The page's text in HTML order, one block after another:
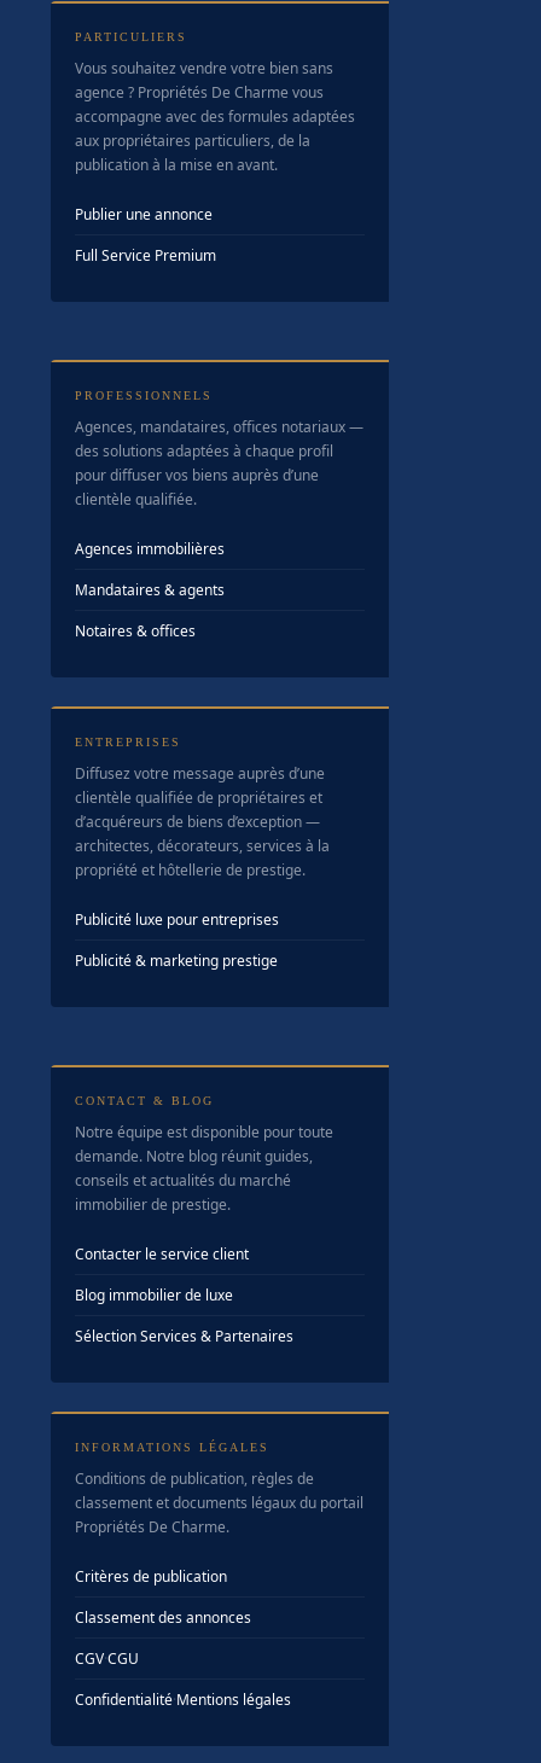
PARTICULIERS
Vous souhaitez vendre votre bien sans
agence ? Propriétés De Charme vous
accompagne avec des formules adaptées
aux propriétaires particuliers, de la
publication à la mise en avant.
Publier une annonce
Full Service Premium
PROFESSIONNELS
Agences, mandataires, offices notariaux —
des solutions adaptées à chaque profil
pour diffuser vos biens auprès d’une
clientèle qualifiée.
Agences immobilières
Mandataires & agents
Notaires & offices
ENTREPRISES
Diffusez votre message auprès d’une
clientèle qualifiée de propriétaires et
d’acquéreurs de biens d’exception —
architectes, décorateurs, services à la
propriété et hôtellerie de prestige.
Publicité luxe pour entreprises
Publicité & marketing prestige
CONTACT & BLOG
Notre équipe est disponible pour toute
demande. Notre blog réunit guides,
conseils et actualités du marché
immobilier de prestige.
Contacter le service client
Blog immobilier de luxe
Sélection Services & Partenaires
INFORMATIONS LÉGALES
Conditions de publication, règles de
classement et documents légaux du portail
Propriétés De Charme.
Critères de publication
Classement des annonces
CGV·CGU
Confidentialité·Mentions légales